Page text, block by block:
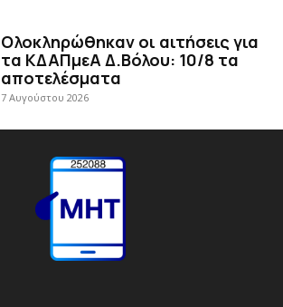
Ολοκληρώθηκαν οι αιτήσεις για
τα ΚΔΑΠμεΑ Δ.Βόλου: 10/8 τα
αποτελέσματα
7 Αυγούστου 2026